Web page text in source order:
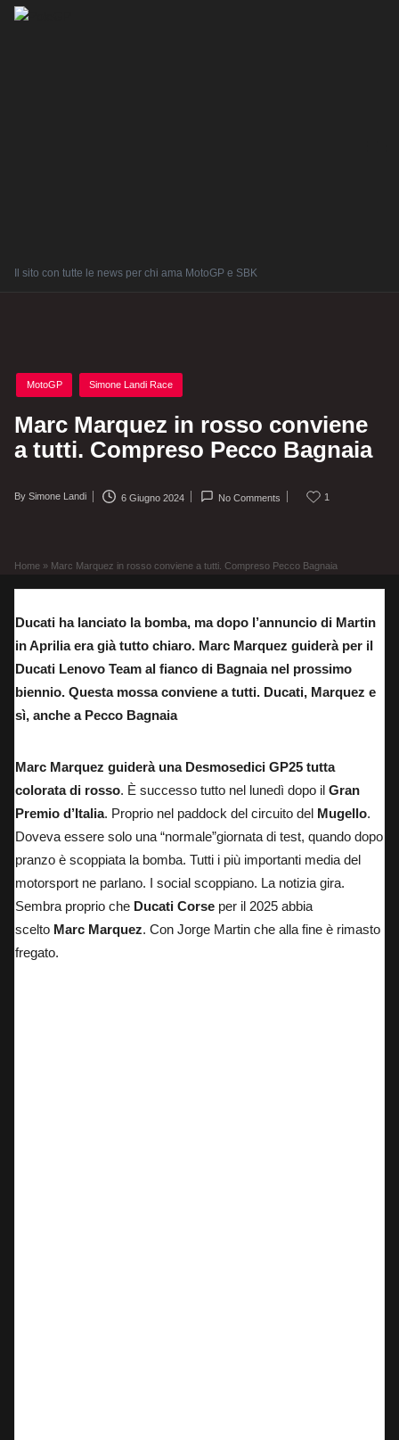
Il sito con tutte le news per chi ama MotoGP e SBK
Posted
in
MotoGP Simone Landi Race
Marc Marquez in rosso conviene
a tutti. Compreso Pecco Bagnaia
Posted
By Simone Landi 6 Giugno 2024 No Comments 1
Home » Marc Marquez in rosso conviene a tutti. Compreso Pecco Bagnaia
Ducati ha lanciato la bomba, ma dopo l’annuncio di Martin
in Aprilia era già tutto chiaro. Marc Marquez guiderà per il
Ducati Lenovo Team al fianco di Bagnaia nel prossimo
biennio. Questa mossa conviene a tutti. Ducati, Marquez e
sì, anche a Pecco Bagnaia
Marc Marquez guiderà una Desmosedici GP25 tutta
colorata di rosso. È successo tutto nel lunedì dopo il Gran
Premio d’Italia. Proprio nel paddock del circuito del Mugello.
Doveva essere solo una “normale”giornata di test, quando dopo
pranzo è scoppiata la bomba. Tutti i più importanti media del
motorsport ne parlano. I social scoppiano. La notizia gira.
Sembra proprio che Ducati Corse per il 2025 abbia
scelto Marc Marquez. Con Jorge Martin che alla fine è rimasto
fregato.